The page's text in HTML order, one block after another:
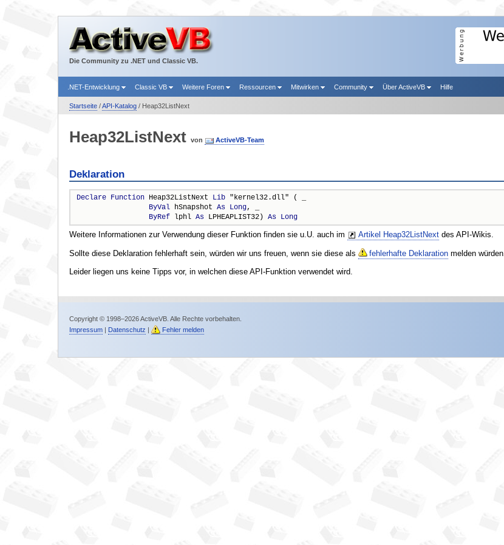
Die Community zu .NET und Classic VB.
.NET-Entwicklung Classic VB Weitere Foren Ressourcen Mitwirken Community Über ActiveVB Hilfe
Startseite/API-Katalog/ Heap32ListNext
Heap32ListNext von ActiveVB-Team
Deklaration
Declare Function Heap32ListNext Lib "kernel32.dll" ( _
ByVal hSnapshot As Long, _
ByRef lphl As LPHEAPLIST32) As Long
Weitere Informationen zur Verwendung dieser Funktion finden sie u.U. auch im Artikel Heap32ListNextdes API-Wikis.
Sollte diese Deklaration fehlerhaft sein, würden wir uns freuen, wenn sie diese als fehlerhafte Deklarationmelden würden.
Leider liegen uns keine Tipps vor, in welchen diese API-Funktion verwendet wird.
Copyright © 1998–2026 ActiveVB. Alle Rechte vorbehalten.
Impressum| Datenschutz Fehler melden